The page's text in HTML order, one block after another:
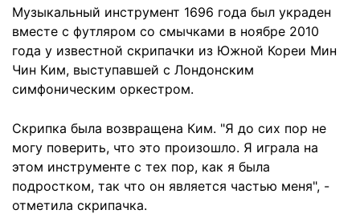
Музыкальный инструмент 1696 года был украден
вместе с футляром со смычками в ноябре 2010
года у известной скрипачки из Южной Кореи Мин
Чин Ким, выступавшей с Лондонским
симфоническим оркестром.
Скрипка была возвращена Ким. "Я до сих пор не
могу поверить, что это произошло. Я играла на
этом инструменте с тех пор, как я была
подростком, так что он является частью меня", -
отметила скрипачка.